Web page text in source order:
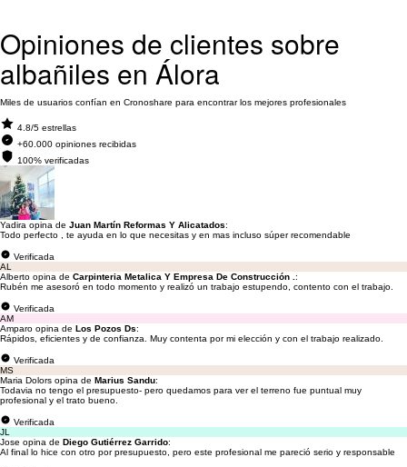
Opiniones de clientes sobre
albañiles en Álora
Miles de usuarios confían en Cronoshare para encontrar los mejores profesionales
4.8/5 estrellas
+60.000 opiniones recibidas
100% verificadas
Yadira opina de Juan Martín Reformas Y Alicatados:
Todo perfecto , te ayuda en lo que necesitas y en mas incluso súper recomendable
Verificada
AL
Alberto opina de Carpinteria Metalica Y Empresa De Construcción . :
Rubén me asesoró en todo momento y realizó un trabajo estupendo, contento con el trabajo.
Verificada
AM
Amparo opina de Los Pozos Ds:
Rápidos, eficientes y de confianza. Muy contenta por mi elección y con el trabajo realizado.
Verificada
MS
Maria Dolors opina de Marius Sandu:
Todavia no tengo el presupuesto- pero quedamos para ver el terreno fue puntual muy
profesional y el trato bueno.
Verificada
JL
Jose opina de Diego Gutiérrez Garrido:
Al final lo hice con otro por presupuesto, pero este profesional me pareció serio y responsable